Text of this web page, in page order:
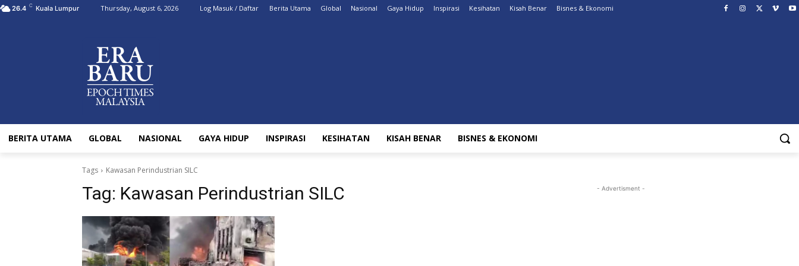
26.4 C Kuala Lumpur Thursday, August 6, 2026 Log Masuk / Daftar Berita Utama Global Nasional Gaya Hidup Inspirasi Kesihatan Kisah Benar Bisnes & Ekonomi
BERITA UTAMA GLOBAL NASIONAL GAYA HIDUP INSPIRASI KESIHATAN KISAH BENAR BISNES & EKONOMI
Tags Kawasan Perindustrian SILC
Tag: Kawasan Perindustrian SILC - Advertisment -